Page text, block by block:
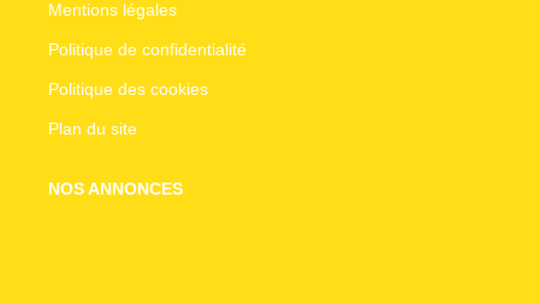
Mentions légales
Politique de confidentialité
Politique des cookies
Plan du site
NOS ANNONCES